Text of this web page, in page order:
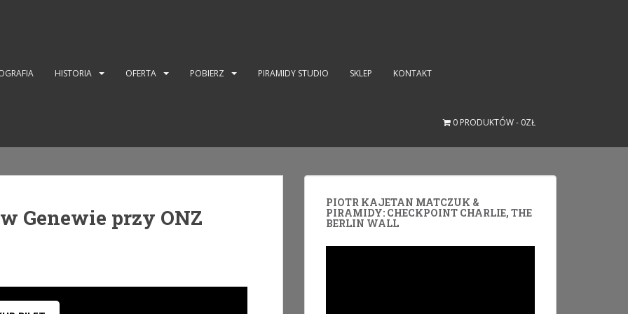
HISTORIA OFERTA POBIERZ PIRAMIDY STUDIO SKLEP KONTAKT
0 PRODUKTÓW 0ZŁ
Genewie przy ONZ
PIOTR KAJETAN MATCZUK &
PIRAMIDY: CHECKPOINT CHARLIE, THE
BERLIN WALL